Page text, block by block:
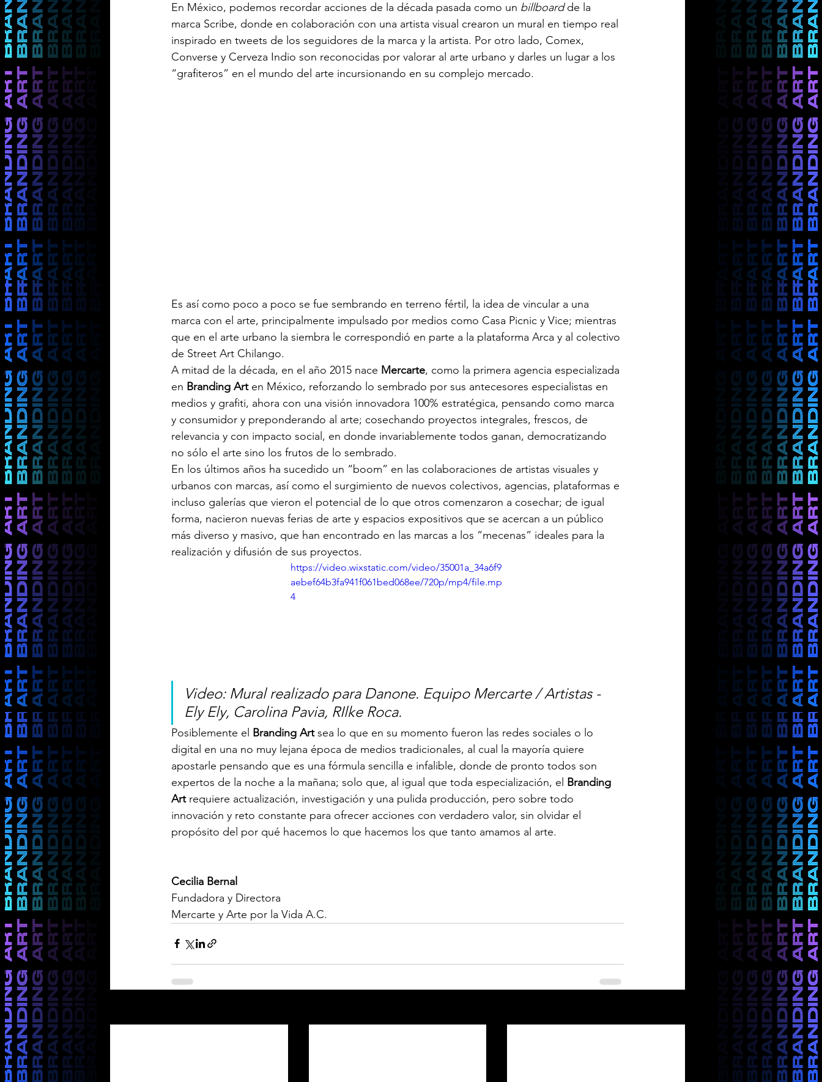
En México, podemos recordar acciones de la década pasada como un billboard de la
marca Scribe, donde en colaboración con una artista visual crearon un mural en tiempo real
inspirado en tweets de los seguidores de la marca y la artista. Por otro lado, Comex,
Converse y Cerveza Indio son reconocidas por valorar al arte urbano y darles un lugar a los
“grafiteros” en el mundo del arte incursionando en su complejo mercado.
Es así como poco a poco se fue sembrando en terreno fértil, la idea de vincular a una
marca con el arte, principalmente impulsado por medios como Casa Picnic y Vice; mientras
que en el arte urbano la siembra le correspondió en parte a la plataforma Arca y al colectivo
de Street Art Chilango.
A mitad de la década, en el año 2015 nace Mercarte, como la primera agencia especializada
en Branding Art en México, reforzando lo sembrado por sus antecesores especialistas en
medios y grafiti, ahora con una visión innovadora 100% estratégica, pensando como marca
y consumidor y preponderando al arte; cosechando proyectos integrales, frescos, de
relevancia y con impacto social, en donde invariablemente todos ganan, democratizando
no sólo el arte sino los frutos de lo sembrado.
En los últimos años ha sucedido un “boom” en las colaboraciones de artistas visuales y
urbanos con marcas, así como el surgimiento de nuevos colectivos, agencias, plataformas e
incluso galerías que vieron el potencial de lo que otros comenzaron a cosechar; de igual
forma, nacieron nuevas ferias de arte y espacios expositivos que se acercan a un público
más diverso y masivo, que han encontrado en las marcas a los “mecenas” ideales para la
realización y difusión de sus proyectos.
https://video.wixstatic.com/video/35001a_34a6f9
aebef64b3fa941f061bed068ee/720p/mp4/file.mp
4
Video: Mural realizado para Danone. Equipo Mercarte / Artistas -
Ely Ely, Carolina Pavia, RIlke Roca.
Posiblemente el Branding Art sea lo que en su momento fueron las redes sociales o lo
digital en una no muy lejana época de medios tradicionales, al cual la mayoría quiere
apostarle pensando que es una fórmula sencilla e infalible, donde de pronto todos son
expertos de la noche a la mañana; solo que, al igual que toda especialización, el Branding
Art requiere actualización, investigación y una pulida producción, pero sobre todo
innovación y reto constante para ofrecer acciones con verdadero valor, sin olvidar el
propósito del por qué hacemos lo que hacemos los que tanto amamos al arte.
Cecilia Bernal
Fundadora y Directora
Mercarte y Arte por la Vida A.C.